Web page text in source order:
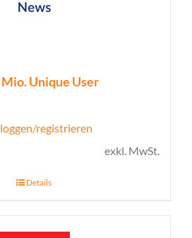
Mio. Unique User
registrieren
exkl. MwSt.
Details